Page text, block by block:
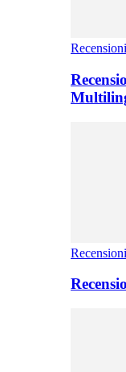
Recensioni